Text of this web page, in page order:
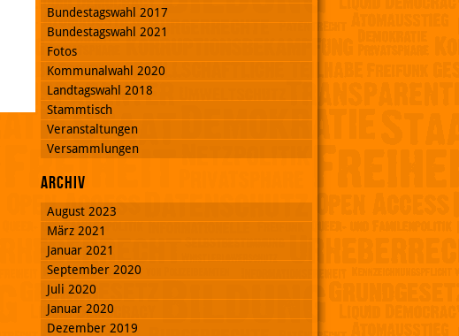
Bundestagswahl 2017
Bundestagswahl 2021
Fotos
Kommunalwahl 2020
Landtagswahl 2018
Stammtisch
Veranstaltungen
Versammlungen
Archiv
August 2023
März 2021
Januar 2021
September 2020
Juli 2020
Januar 2020
Dezember 2019